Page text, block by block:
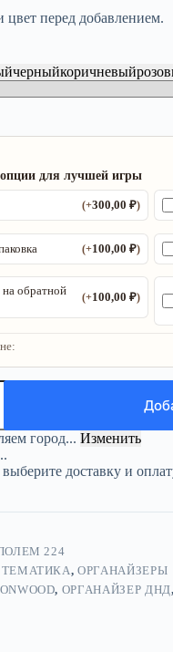
цвет перед добавлением.
черныйкоричневый
для лучшей игры
(+300,00₽)
(+100,00₽)
обратной
(+100,00₽)
город... Изменить
доставку и
224
,ОРГАНАЙЗЕРЫ
, ОРГАНАЙЗЕР ДНД